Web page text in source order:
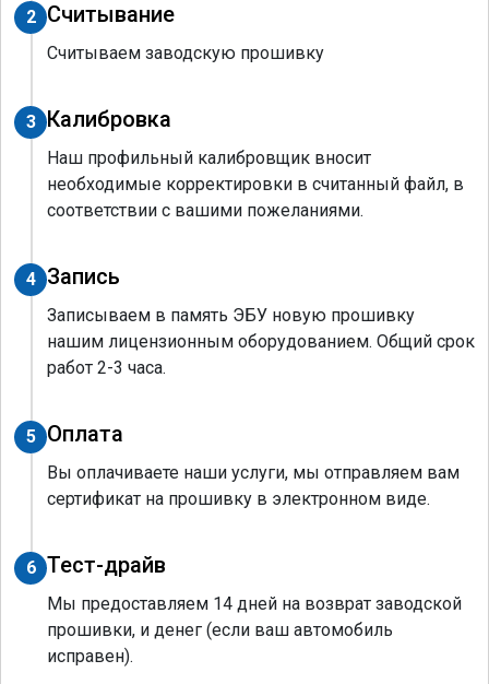
2 Считывание
Считываем заводскую прошивку
3 Калибровка
Наш профильный калибровщик вносит
необходимые корректировки в считанный файл, в
соответствии с вашими пожеланиями.
4 Запись
Записываем в память ЭБУ новую прошивку
нашим лицензионным оборудованием. Общий срок
работ 2-3 часа.
5 Оплата
Вы оплачиваете наши услуги, мы отправляем вам
сертификат на прошивку в электронном виде.
6 Тест-драйв
Мы предоставляем 14 дней на возврат заводской
прошивки, и денег (если ваш автомобиль
исправен).